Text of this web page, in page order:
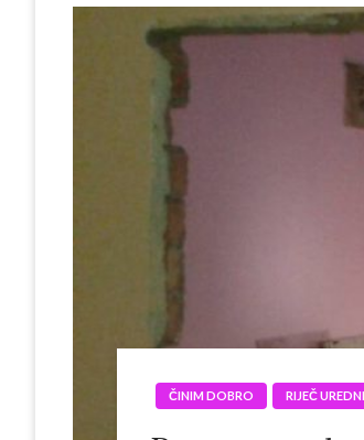
ČINIM DOBRO RIJEČ